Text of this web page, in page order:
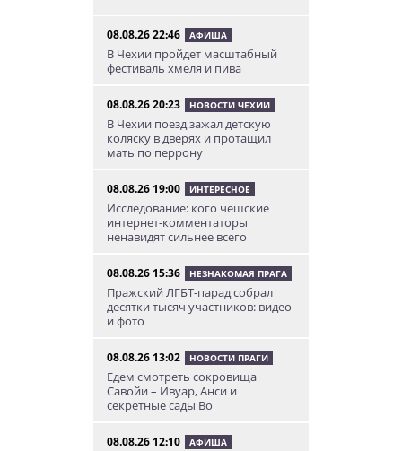
08.08.26 22:46 АФИША
В Чехии пройдет масштабный
фестиваль хмеля и пива
08.08.26 20:23 НОВОСТИ ЧЕХИИ
В Чехии поезд зажал детскую
коляску в дверях и протащил
мать по перрону
08.08.26 19:00 ИНТЕРЕСНОЕ
Исследование: кого чешские
интернет-комментаторы
ненавидят сильнее всего
08.08.26 15:36 НЕЗНАКОМАЯ ПРАГА
Пражский ЛГБТ-парад собрал
десятки тысяч участников: видео
и фото
08.08.26 13:02 НОВОСТИ ПРАГИ
Едем смотреть сокровища
Савойи – Ивуар, Анси и
секретные сады Во
08.08.26 12:10 АФИША